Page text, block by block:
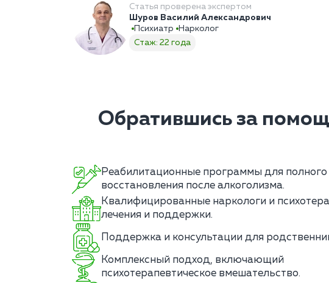
Статья проверена экспертом
Шуров Василий Александрович
Психиатр
Нарколог
Стаж: 22 года
Обратившись за
Реабилитационные программы для полного
восстановления после алкоголизма.
Квалифицированные наркологи и
лечения и поддержки.
Поддержка и консультации для
Комплексный подход, включающий
психотерапевтическое вмешательство.